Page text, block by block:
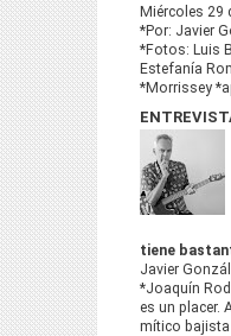
Miércoles 29
*Por: Javier
*Fotos: Luis
Estefanía
*Morrissey
tiene
Javier
*Joaquín
es un placer.
mítico bajista